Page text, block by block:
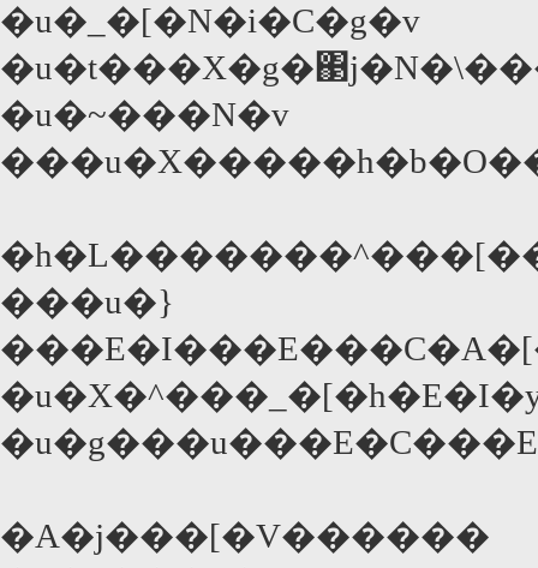
�u�_�[�N�i�C�g�v
�u�~���N�v
���u�}
�A�j���[�V������